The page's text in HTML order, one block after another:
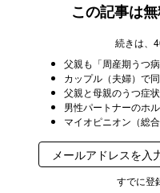
この記事は
続きは、
父親も「周産期うつ
カップル（夫婦）で
父親と母親のうつ症
男性パートナーのホ
マイオピニオン（総
すでに登